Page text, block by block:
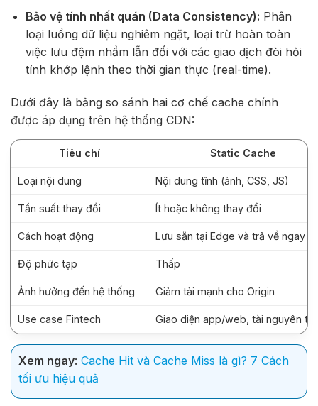
Bảo vệ tính nhất quán (Data Consistency): Phân
loại luồng dữ liệu nghiêm ngặt, loại trừ hoàn toàn
việc lưu đệm nhầm lẫn đối với các giao dịch đòi hỏi
tính khớp lệnh theo thời gian thực (real-time).
Dưới đây là bảng so sánh hai cơ chế cache chính
được áp dụng trên hệ thống CDN:
Tiêu chí Static Cache
Loại nội dung Nội dung tĩnh (ảnh, CSS, JS)
Tần suất thay đổi Ít hoặc không thay đổi
Cách hoạt động Lưu sẵn tại Edge và trả về ngay
Độ phức tạp Thấp
Ảnh hưởng đến hệ thống Giảm tải mạnh cho Origin
Use case Fintech Giao diện app/web, tài nguyên
Xem ngay: Cache Hit và Cache Miss là gì? 7 Cách
tối ưu hiệu quả